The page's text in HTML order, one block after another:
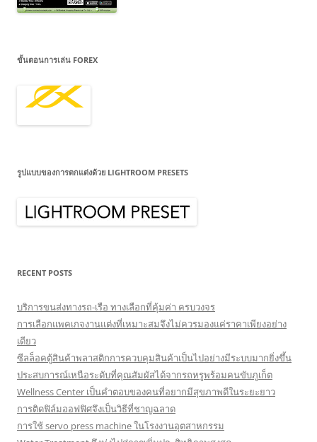
ขั้นตอนการเล่น FOREX
รูปแบบของการตกแต่งด้วย LIGHTROOM PRESETS
RECENT POSTS
บริการขนส่งทางรถ-เรือ ทางเลือกที่คุ้มค่า ครบวงจร
การเลือกแพคเกจงานแต่งที่เหมาะสมจึงไม่ควรมองแค่ราคาเพียงอย่าง
เดียว
ซีลล็อคตู้สินค้าพลาสติกการควบคุมสินค้าเป็นไปอย่างมีระบบมากยิ่งขึ้น
ประสบการณ์เหนือระดับที่คุณสัมผัสได้จากรถหรูพร้อมคนขับภูเก็ต
Wellness Center เป็นคำตอบของคนที่อยากมีสุขภาพดีในระยะยาว
การติดฟิล์มออฟฟิศจึงเป็นวิธีที่ชาญฉลาด
การใช้ servo press machine ในโรงงานอุตสาหกรรม